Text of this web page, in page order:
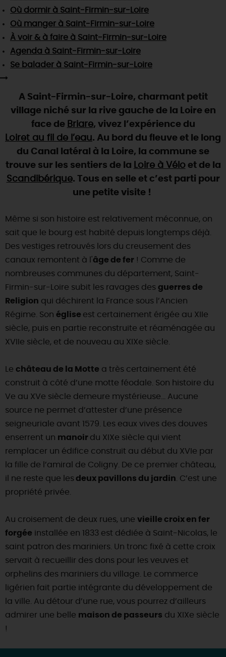
TOUTES LES ACTIVITÉS
Visitesgourmandesetcréatives
Vins etvignobles
Chic, une aire de pique-nique
Par ici les guinguettes
Que rapporter du Loiret ?
TOUT L'ART DE VIVRE
Des vacances auprès des animaux 🐎
(re)Découvrir les coulisses de la Faïencerie de
Gien !
Expérimenter les parcours Baludik
Rendez-vous de la nature en 2026
Des sorties en famille dans le Loiret !
Programme des animations "Loiret au fil de l'eau"
2026
Où sortir ?
DEMAIN
CE WEEK-END
SE REPÉRER, SE DÉPLACER
INFOS &SERVICES
RÉSERVERMAINTENANT
Où dormir à Saint-Firmin-sur-Loire
Où manger à Saint-Firmin-sur-Loire
À voir & à faire à Saint-Firmin-sur-Loire
Agenda à Saint-Firmin-sur-Loire
Se balader à Saint-Firmin-sur-Loire
A Saint-Firmin-sur-Loire, charmant petit
village niché sur la rive gauche de la Loire en
face de Briare, vivez l’expérience du
Loiret au fil de l’eau. Au bord du fleuve et le long
du Canal latéral à la Loire, la commune se
trouve sur les sentiers de la Loire à Véloet de la
Scandibérique. Tous en selle et c’est parti pour
une petite visite !
Même si son histoire est relativement méconnue, on
sait que le bourg est habité depuis longtemps déjà.
Des vestiges retrouvés lors du creusement des
canaux remontent à l'âge de fer ! Comme de
nombreuses communes du département, Saint-
Firmin-sur-Loire subit les ravages des guerres de
Religion qui déchirent la France sous l’Ancien
Régime. Son église est certainement érigée au XIIe
siècle, puis en partie reconstruite et réaménagée au
XVIIe siècle, et de nouveau au XIXe siècle.
Le château de la Motte a très certainement été
construit à côté d’une motte féodale. Son histoire du
Ve au XVe siècle demeure mystérieuse… Aucune
source ne permet d’attester d’une présence
seigneuriale avant 1579. Les eaux vives des douves
enserrent un manoir du XIXe siècle qui vient
remplacer un édifice construit au début du XVIe par
la fille de l’amiral de Coligny. De ce premier château,
il ne reste que les deux pavillons du jardin . C’est une
propriété privée.
Au croisement de deux rues, une vieille croix en fer
forgée installée en 1833 est dédiée à Saint-Nicolas, le
saint patron des mariniers. Un tronc fixé à cette croix
servait à recueillir des dons pour les veuves et
orphelins des mariniers du village. Le commerce
ligérien fait partie intégrante du développement de
la ville. Au détour d’une rue, vous pourrez d’ailleurs
admirer une belle maison de passeurs du XIXe siècle
!